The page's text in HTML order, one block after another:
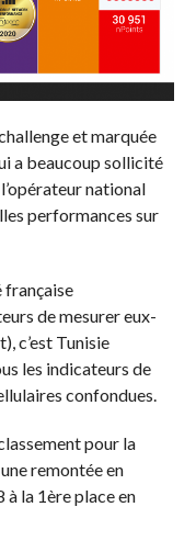
et marquée
a beaucoup sollicité
national
performances sur
de mesurer eux-
c’est Tunisie
les indicateurs de
confondues.
pour la
remontée en
la 1ère place en